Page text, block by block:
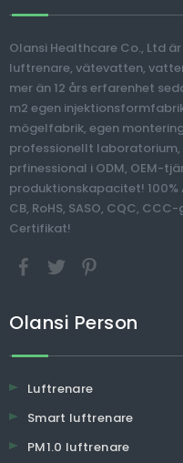
Olansi Healthcare Co., Ltd
luftrenare, vätevatten,
mer än 12 års erfarenhet
m2 egen
mögelfabrik, egen
professionellt laboratorium,
prfinessional i ODM, OEM-
produktionskapacitet! 100%
CB, RoHS, SASO, CQC,
Certifikat!
Olansi Person
Luftrenare
Smart luftrenare
PM1.0 luftrenare